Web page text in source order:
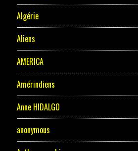
Algérie
Aliens
AMERICA
Amérindiens
Anne HIDALGO
anonymous